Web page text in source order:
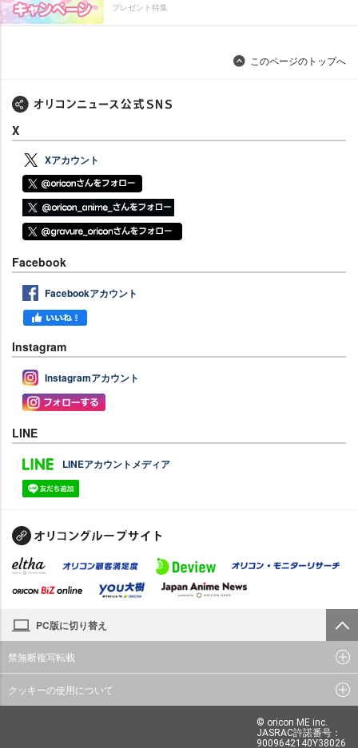
プレゼント特集
このページのトップへ
X
Xアカウント
Facebook
Facebookアカウント
Instagram
Instagramアカウント
LINE
LINEアカウントメディア
PC版に切り替え
禁無断複写転載
クッキーの使用について
© oricon ME inc.
JASRAC許諾番号：
9009642140Y38026